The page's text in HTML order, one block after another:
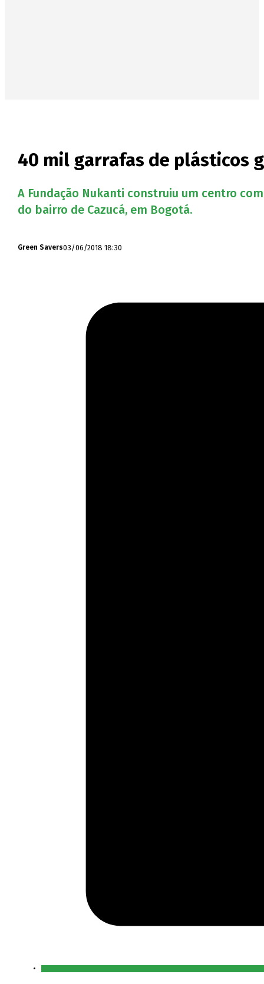
40 mil garrafas de plásticos
A Fundação Nukanti construiu um centro
do bairro de Cazucá, em Bogotá.
Green Savers03/06/2018 18:30